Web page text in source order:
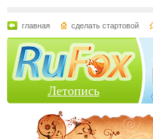
главная сделать стартовой
Летопись